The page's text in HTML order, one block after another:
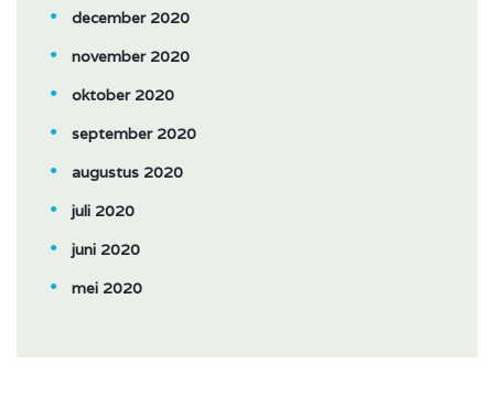
december 2020
november 2020
oktober 2020
september 2020
augustus 2020
juli 2020
juni 2020
mei 2020